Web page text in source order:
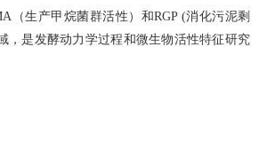
（生产甲烷菌群活性）和RGP (消化污泥剩
，是发酵动力学过程和微生物活性特征研究